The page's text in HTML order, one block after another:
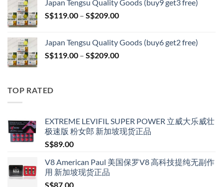
through
S$209.00
Japan Tengsu Quality Goods (buy9 get3 free)
S$119.00 – S$209.00Price
through
S$209.00
Japan Tengsu Quality Goods (buy6 get2 free)
S$119.00 – S$209.00Price
TOP RATED
EXTREME LEVIFIL SUPER POWER 立威大乐威壮
极速版 粉女郎 新加坡现货正品
S$89.00
V8 American Paul 美国保罗V8 高科技提纯无副作
用 新加坡现货正品
S$87.00